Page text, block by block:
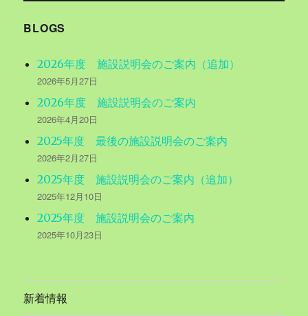
BLOGS
2026年度 施設説明会のご案内（追加）
2026年5月27日
2026年度 施設説明会のご案内
2026年4月20日
2025年度 最後の施設説明会のご案内
2026年2月27日
2025年度 施設説明会のご案内（追加）
2025年12月10日
2025年度 施設説明会のご案内
2025年10月23日
新着情報